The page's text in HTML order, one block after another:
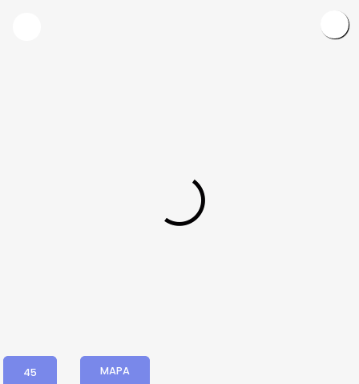
45 MAPA